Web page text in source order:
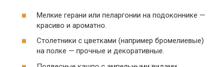
Мелкие герани или пеларгонии на подоконнике —
красиво и ароматно.
Столетники с цветками (например бромелиевые)
на полке — прочные и декоративные.